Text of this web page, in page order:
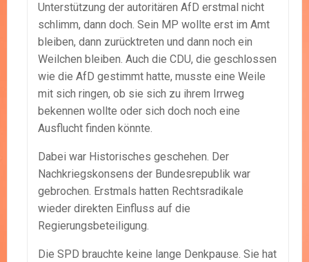
Unterstützung der autoritären AfD erstmal nicht
schlimm, dann doch. Sein MP wollte erst im Amt
bleiben, dann zurücktreten und dann noch ein
Weilchen bleiben. Auch die CDU, die geschlossen
wie die AfD gestimmt hatte, musste eine Weile
mit sich ringen, ob sie sich zu ihrem Irrweg
bekennen wollte oder sich doch noch eine
Ausflucht finden könnte.
Dabei war Historisches geschehen. Der
Nachkriegskonsens der Bundesrepublik war
gebrochen. Erstmals hatten Rechtsradikale
wieder direkten Einfluss auf die
Regierungsbeteiligung.
Die SPD brauchte keine lange Denkpause. Sie hat